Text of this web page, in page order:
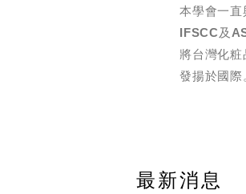
本學會一
IFSCC及
將台灣化
發揚於國際
最新消息